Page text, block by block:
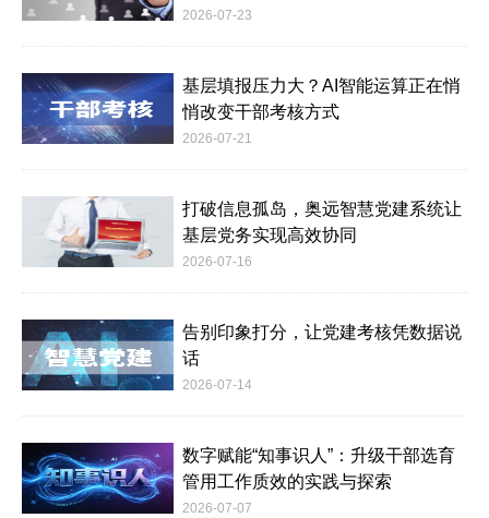
2026-07-23
基层填报压力大？AI智能运算正在悄
悄改变干部考核方式
2026-07-21
打破信息孤岛，奥远智慧党建系统让
基层党务实现高效协同
2026-07-16
告别印象打分，让党建考核凭数据说
话
2026-07-14
数字赋能“知事识人”：升级干部选育
管用工作质效的实践与探索
2026-07-07